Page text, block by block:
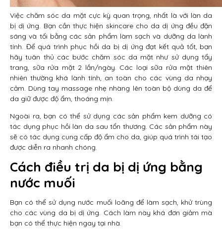
Việc chăm sóc da mặt cực kỳ quan trọng, nhất là với làn da
bị dị ứng. Bạn cần thực hiện skincare cho da dị ứng đều đặn
sáng và tối bằng các sản phẩm làm sạch và dưỡng da lành
tính. Để quá trình phục hồi da bị dị ứng đạt kết quả tốt, bạn
hãy tuân thủ các bước chăm sóc da mặt như sử dụng tẩy
trang, sữa rửa mặt 2 lần/ngày. Các loại sữa rửa mặt thiên
nhiên thường khá lành tính, an toàn cho các vùng da nhạy
cảm. Dùng tay massage nhẹ nhàng lên toàn bộ dùng da để
da giữ được độ ẩm, thoáng mịn.
Ngoài ra, bạn có thể sử dụng các sản phẩm kem dưỡng có
tác dụng phục hồi làn da sau tổn thương. Các sản phẩm này
sẽ có tác dụng cung cấp độ ẩm cho da, giúp quá trình tái tạo
được diễn ra nhanh chóng.
Cách điều trị da bị dị ứng bằng
nước muối
Bạn có thể sử dụng nước muối loãng để làm sạch, khử trùng
cho các vùng da bị dị ứng. Cách làm này khá đơn giảm mà
bạn có thể thực hiện ngay tại nhà.